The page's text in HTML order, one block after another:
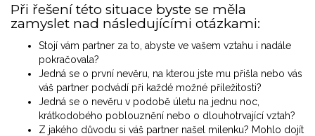
Při řešení této situace byste se měla
zamyslet nad následujícími otázkami:
Stojí vám partner za to, abyste ve vašem vztahu i nadále
pokračovala?
Jedná se o první nevěru, na kterou jste mu přišla nebo vás
váš partner podvádí při každé možné příležitosti?
Jedná se o nevěru v podobě úletu na jednu noc,
krátkodobého poblouznění nebo o dlouhotrvající vztah?
Z jakého důvodu si váš partner našel milenku? Mohlo dojít